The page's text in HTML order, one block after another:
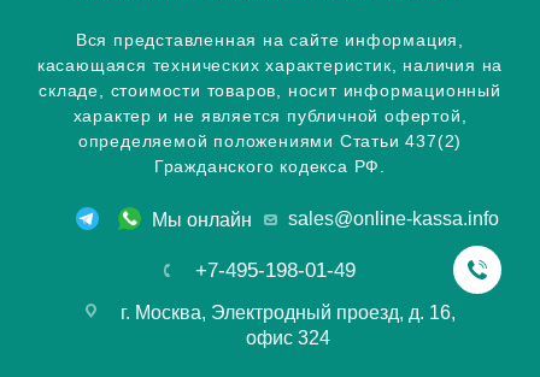
Вся представленная на сайте информация,
касающаяся технических характеристик, наличия на
складе, стоимости товаров, носит информационный
характер и не является публичной офертой,
определяемой положениями Статьи 437(2)
Гражданского кодекса РФ.
Мы онлайн sales@online-kassa.info
+7-495-198-01-49
г. Москва, Электродный проезд, д. 16,
офис 324